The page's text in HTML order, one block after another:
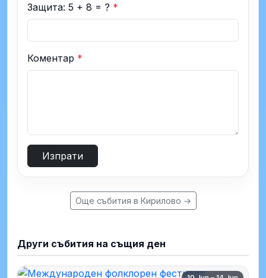
Защита: 5 + 8 = ? *
Коментар *
Изпрати
Още събития в Кирилово →
Други събития на същия ден